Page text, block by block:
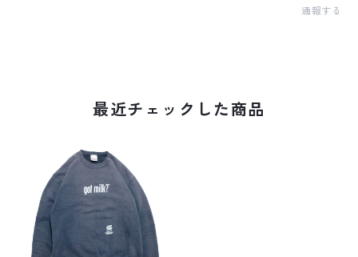
通報する
最近チェックした商品